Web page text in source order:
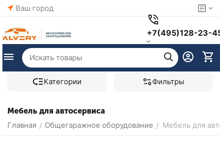
Ваш город
+7(495)128-23-
Категории Фильтры
Мебель для автосервиса
Главная / Общегаражное оборудование / Мебель для